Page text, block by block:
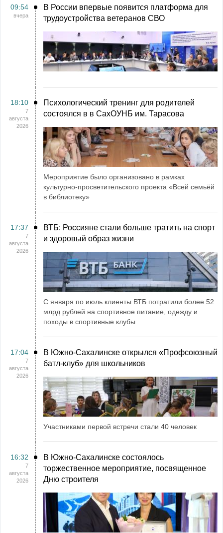
09:54
вчера
В России впервые появится платформа для
трудоустройства ветеранов СВО
18:10
7
августа
2026
Психологический тренинг для родителей
состоялся в в СахОУНБ им. Тарасова
Мероприятие было организовано в рамках
культурно-просветительского проекта «Всей семьёй
в библиотеку»
17:37
7
августа
2026
ВТБ: Россияне стали больше тратить на спорт
и здоровый образ жизни
С января по июль клиенты ВТБ потратили более 52
млрд рублей на спортивное питание, одежду и
походы в спортивные клубы
17:04
7
августа
2026
В Южно-Сахалинске открылся «Профсоюзный
батл-клуб» для школьников
Участниками первой встречи стали 40 человек
16:32
7
августа
2026
В Южно-Сахалинске состоялось
торжественное мероприятие, посвященное
Дню строителя